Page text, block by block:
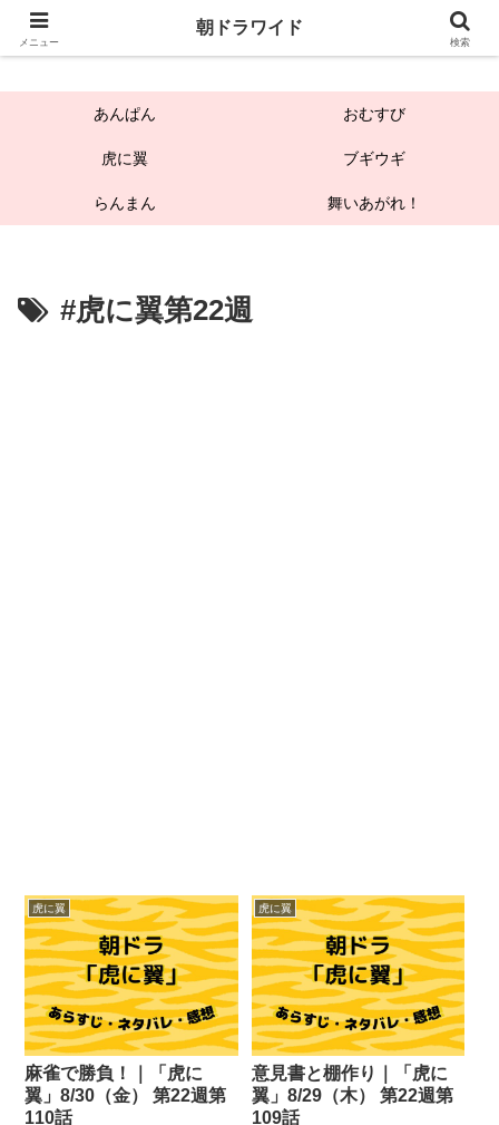
朝ドラワイド
あんぱん おむすび
虎に翼 ブギウギ
らんまん 舞いあがれ！
#虎に翼第22週
虎に翼
麻雀で勝負！｜「虎に
翼」8/30（金） 第22週第
110話
虎に翼
意見書と棚作り｜「虎に
翼」8/29（木） 第22週第
109話
メニュー
朝ドラワイド
検索